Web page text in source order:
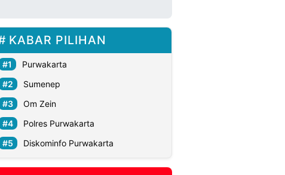
KABAR PILIHAN
Purwakarta
Sumenep
Om Zein
Polres Purwakarta
Diskominfo Purwakarta